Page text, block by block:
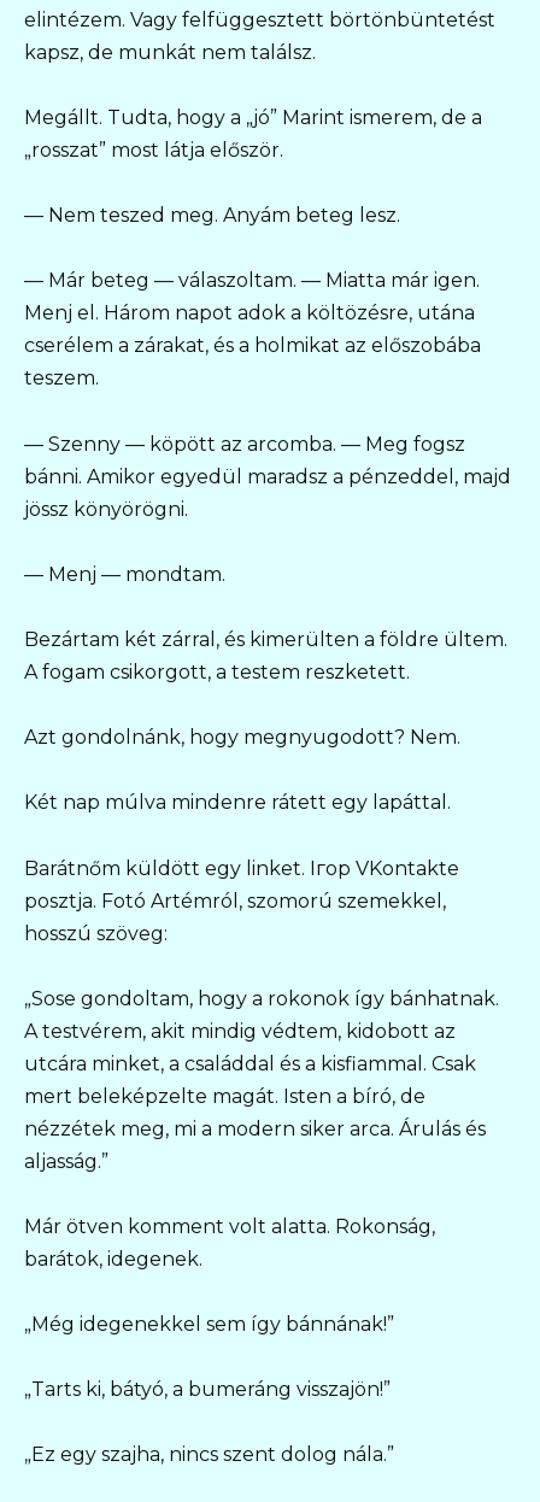
elintézem. Vagy felfüggesztett börtönbüntetést
kapsz, de munkát nem találsz.
Megállt. Tudta, hogy a „jó” Marint ismerem, de a
„rosszat” most látja először.
— Nem teszed meg. Anyám beteg lesz.
— Már beteg — válaszoltam. — Miatta már igen.
Menj el. Három napot adok a költözésre, utána
cserélem a zárakat, és a holmikat az előszobába
teszem.
— Szenny — köpött az arcomba. — Meg fogsz
bánni. Amikor egyedül maradsz a pénzeddel, majd
jössz könyörögni.
— Menj — mondtam.
Bezártam két zárral, és kimerülten a földre ültem.
A fogam csikorgott, a testem reszketett.
Azt gondolnánk, hogy megnyugodott? Nem.
Két nap múlva mindenre rátett egy lapáttal.
Barátnőm küldött egy linket. Iгор VKontakte
posztja. Fotó Artémról, szomorú szemekkel,
hosszú szöveg:
„Sose gondoltam, hogy a rokonok így bánhatnak.
A testvérem, akit mindig védtem, kidobott az
utcára minket, a családdal és a kisfiammal. Csak
mert beleképzelte magát. Isten a bíró, de
nézzétek meg, mi a modern siker arca. Árulás és
aljasság.”
Már ötven komment volt alatta. Rokonság,
barátok, idegenek.
„Még idegenekkel sem így bánnának!”
„Tarts ki, bátyó, a bumeráng visszajön!”
„Ez egy szajha, nincs szent dolog nála.”